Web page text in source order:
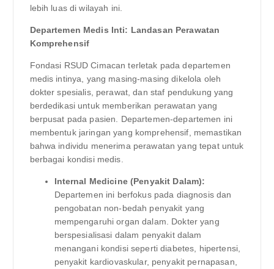
lebih luas di wilayah ini.
Departemen Medis Inti: Landasan Perawatan
Komprehensif
Fondasi RSUD Cimacan terletak pada departemen
medis intinya, yang masing-masing dikelola oleh
dokter spesialis, perawat, dan staf pendukung yang
berdedikasi untuk memberikan perawatan yang
berpusat pada pasien. Departemen-departemen ini
membentuk jaringan yang komprehensif, memastikan
bahwa individu menerima perawatan yang tepat untuk
berbagai kondisi medis.
Internal Medicine (Penyakit Dalam):
Departemen ini berfokus pada diagnosis dan
pengobatan non-bedah penyakit yang
mempengaruhi organ dalam. Dokter yang
berspesialisasi dalam penyakit dalam
menangani kondisi seperti diabetes, hipertensi,
penyakit kardiovaskular, penyakit pernapasan,